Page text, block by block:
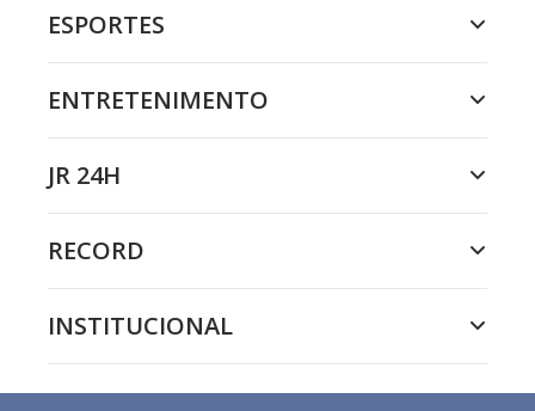
ESPORTES
ENTRETENIMENTO
JR 24H
RECORD
INSTITUCIONAL